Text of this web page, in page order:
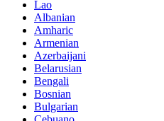
Lao
Albanian
Amharic
Armenian
Azerbaijani
Belarusian
Bengali
Bosnian
Bulgarian